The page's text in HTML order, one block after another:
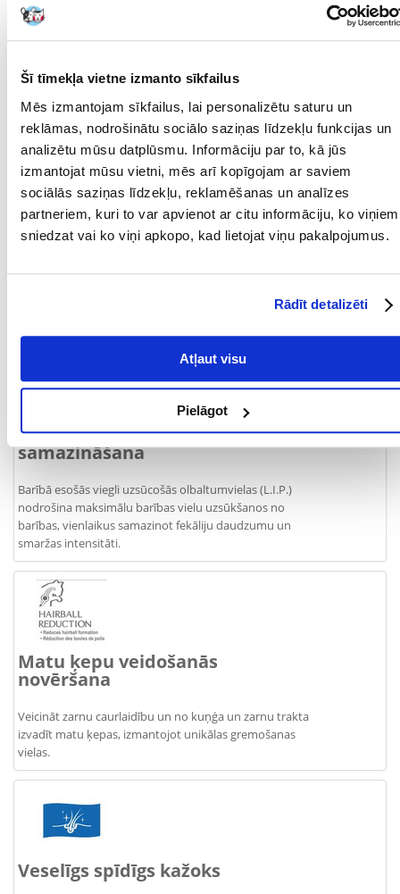
Šī tīmekļa vietne izmanto sīkfailus
Mēs izmantojam sīkfailus, lai personalizētu saturu un
reklāmas, nodrošinātu sociālo saziņas līdzekļu funkcijas un
analizētu mūsu datplūsmu. Informāciju par to, kā jūs
izmantojat mūsu vietni, mēs arī kopīgojam ar saviem
sociālās saziņas līdzekļu, reklamēšanas un analīzes
partneriem, kuri to var apvienot ar citu informāciju, ko viņiem
sniedzat vai ko viņi apkopo, kad lietojat viņu pakalpojumus.
Rādīt detalizēti
Atļaut visu
Pielāgot
DZĪVES POSMS:
ĪPAŠAS PRASĪBAS: Neiziet no mājas
MĀJDZĪVNIEKA
VECUMS NO:
12 mēnešu
Sastāvdaļas
OLBALTUMVIELAS
(%):
35
OLBALTUMVIELU
VEIDS:
Putnu gaļa
3860
Fekāliju daudzuma un smakas
samazināšana
Barībā esošās viegli uzsūcošās olbaltumvielas (L.I.P.)
nodrošina maksimālu barības vielu uzsūkšanos no
barības, vienlaikus samazinot fekāliju daudzumu un
smaržas intensitāti.
Matu ķepu veidošanās
novēršana
Veicināt zarnu caurlaidību un no kuņģa un zarnu trakta
izvadīt matu ķepas, izmantojot unikālas gremošanas
vielas.
Veselīgs spīdīgs kažoks